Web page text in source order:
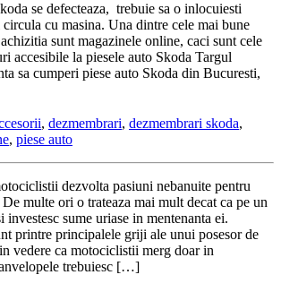
se defecteaza, trebuie sa o inlocuiesti
cu masina. Una dintre cele mai bune
sunt magazinele online, caci sunt cele
accesibile la piesele auto Skoda Targul
sa cumperi piese auto Skoda din Bucuresti,
, dezmembrari, dezmembrari skoda,
, piese auto
dezvolta pasiuni nebanuite pentru
multe ori o trateaza mai mult decat ca pe un
sume uriase in mentenanta ei.
printre principalele griji ale unui posesor de
vedere ca motociclistii merg doar in
trebuiesc […]